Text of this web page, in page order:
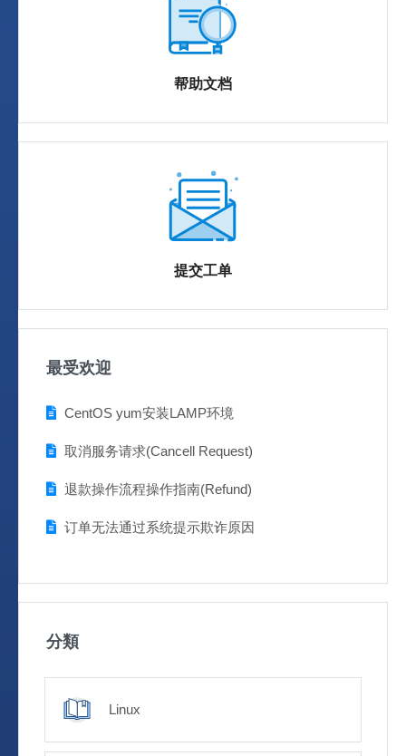
帮助文档
提交工单
最受欢迎
CentOS yum安装LAMP环境
取消服务请求(Cancell Request)
退款操作流程操作指南(Refund)
订单无法通过系统提示欺诈原因
分類
Linux